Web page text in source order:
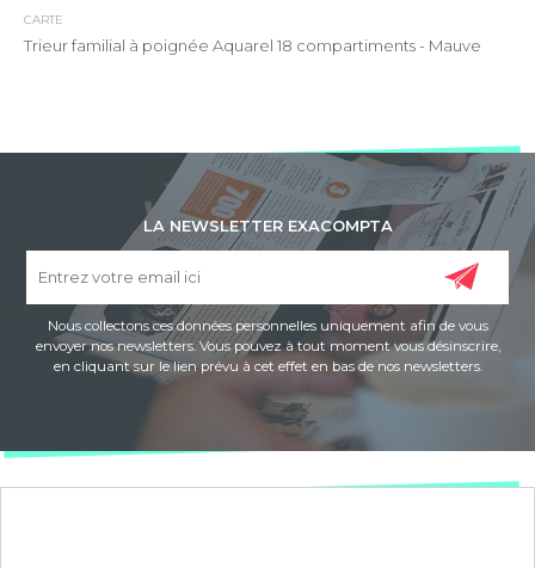
CARTE
Trieur familial à poignée Aquarel 18 compartiments - Mauve
LA NEWSLETTER EXACOMPTA
Nous collectons ces données personnelles uniquement afin de vous
envoyer nos newsletters. Vous pouvez à tout moment vous désinscrire,
en cliquant sur le lien prévu à cet effet en bas de nos newsletters.